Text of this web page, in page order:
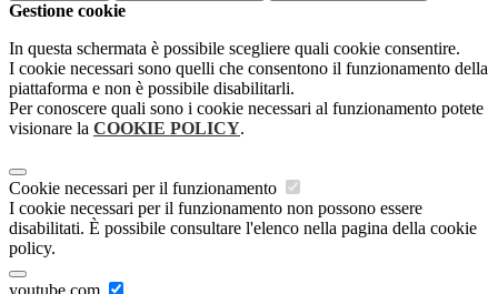
Gestione cookie
In questa schermata è possibile scegliere quali cookie consentire.
I cookie necessari sono quelli che consentono il funzionamento della
piattaforma e non è possibile disabilitarli.
Per conoscere quali sono i cookie necessari al funzionamento potete
visionare la COOKIE POLICY.
Cookie necessari per il funzionamento
I cookie necessari per il funzionamento non possono essere
disabilitati. È possibile consultare l'elenco nella pagina della cookie
policy.